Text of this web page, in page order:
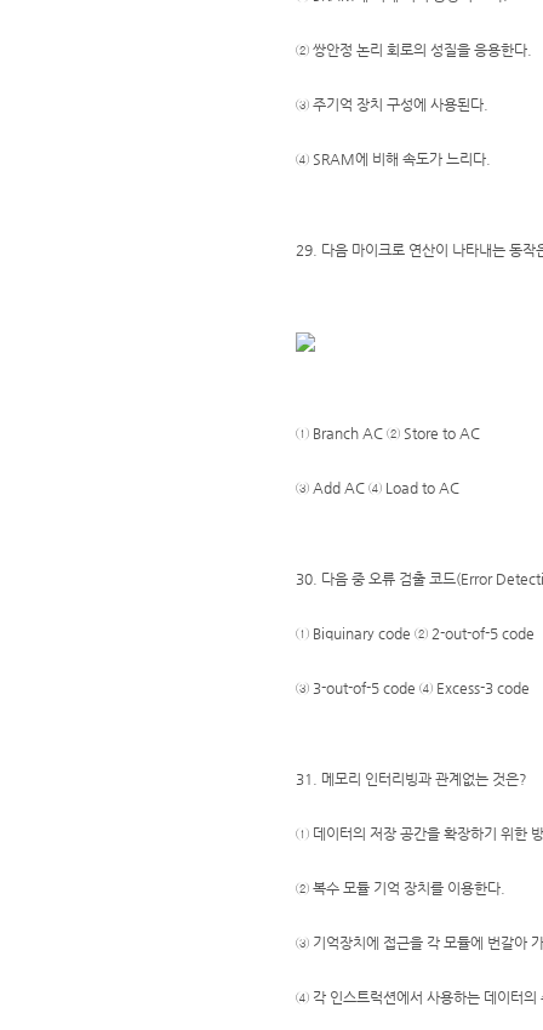
② 쌍안정 논리 회로의 성질을 응용한다.
③ 주기억 장치 구성에 사용된다.
④ SRAM에 비해 속도가 느리다.
29. 다음 마이크로 연산이 나타내는 동작
① Branch AC ② Store to AC
③ Add AC ④ Load to AC
30. 다음 중 오류 검출 코드(Error
① Biquinary code ② 2-out-of-5 code
③ 3-out-of-5 code ④ Excess-3 code
31. 메모리 인터리빙과 관계없는 것은?
① 데이터의 저장 공간을 확장하기 위한
② 복수 모듈 기억 장치를 이용한다.
③ 기억장치에 접근을 각 모듈에 번갈아
④ 각 인스트럭션에서 사용하는 데이터의